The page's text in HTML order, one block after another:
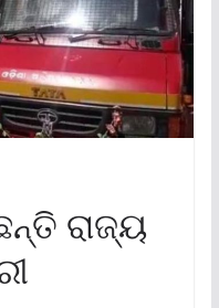
ରାଜ୍ୟ